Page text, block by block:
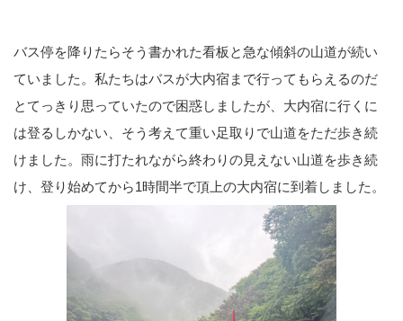
バス停を降りたらそう書かれた看板と急な傾斜の山道が続い
ていました。私たちはバスが大内宿まで行ってもらえるのだ
とてっきり思っていたので困惑しましたが、大内宿に行くに
は登るしかない、そう考えて重い足取りで山道をただ歩き続
けました。雨に打たれながら終わりの見えない山道を歩き続
け、登り始めてから1時間半で頂上の大内宿に到着しました。